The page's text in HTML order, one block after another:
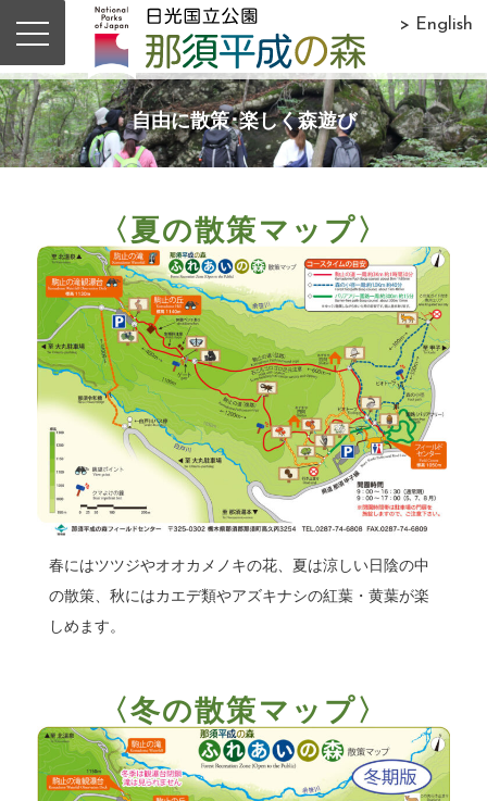
> English
自由に散策･楽しく森遊び
〈夏の散策マップ〉
春にはツツジやオオカメノキの花、夏は涼しい日陰の中
の散策、秋にはカエデ類やアズキナシの紅葉・黄葉が楽
しめます。
〈冬の散策マップ〉